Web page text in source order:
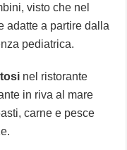
visto che nel
adatte a partire dalla
pediatrica.
nel ristorante
in riva al mare
carne e pesce